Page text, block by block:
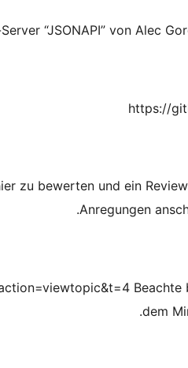
“JSONAPI” von Alec
https://
zu bewerten und ein
Anregungen
dem